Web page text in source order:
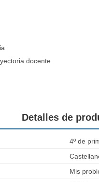
docente
Detalles de
4º de
Mis